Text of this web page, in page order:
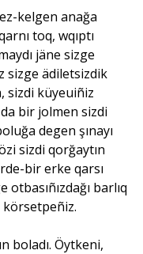
kelgen anağa
toq, wqıptı
jäne sizge
sizge ädiletsizdik
sizdi küyeuiñiz
bir jolmen sizdi
degen şınayı
sizdi qorğaytın
bir erke qarsı
barlıq
körsetpeñiz.
boladı. Öytkeni,